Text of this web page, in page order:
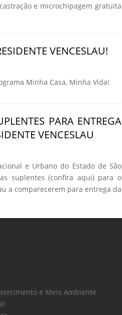
e microchipagem gratuita
VENCESLAU!
Minha Casa, Minha Vida!
PARA ENTREGA
VENCESLAU
e Urbano do Estado de São
suplentes (confira aqui) para o
a comparecerem para entrega da
e Meio Ambiente